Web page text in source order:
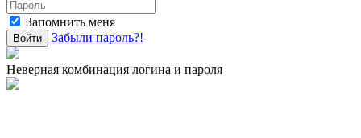
Запомнить меня
Войти Забыли пароль?!
Неверная комбинация логина и пароля